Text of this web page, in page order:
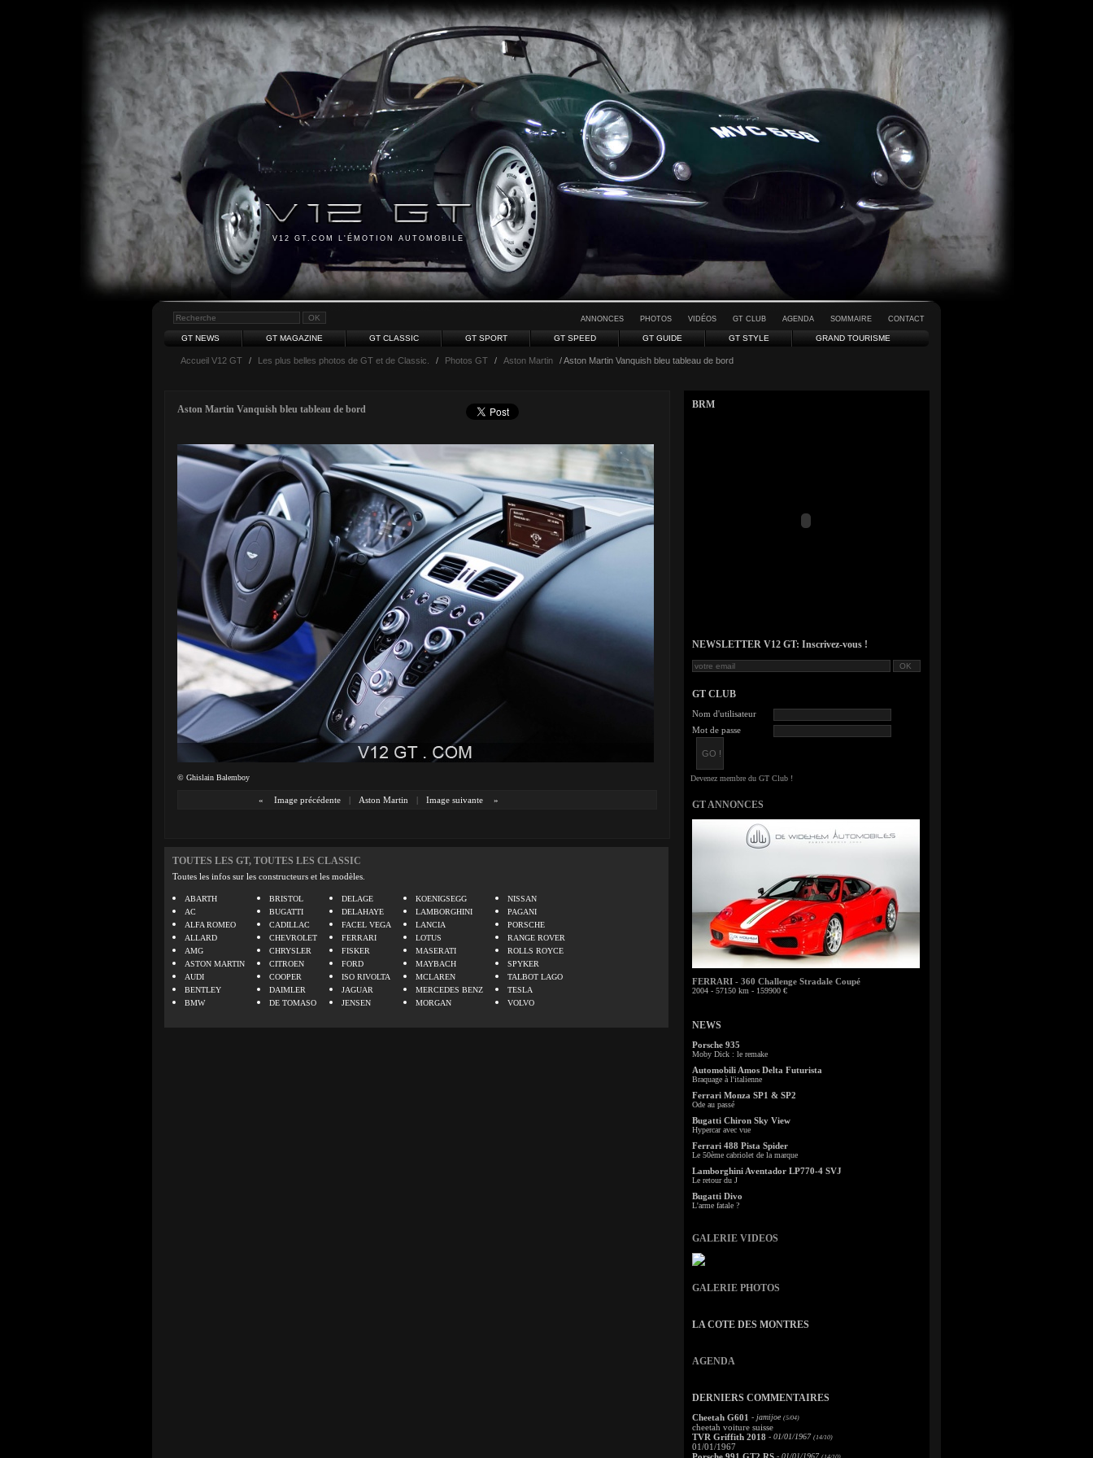
V12 GT.COM L'ÉMOTION AUTOMOBILE
ANNONCES PHOTOS VIDÉOS GT CLUB AGENDA SOMMAIRE CONTACT
GT NEWS GT MAGAZINE GT CLASSIC GT SPORT GT SPEED GT GUIDE GT STYLE GRAND TOURISME
Accueil V12 GT / Les plus belles photos de GT et de Classic. / Photos GT / Aston Martin / Aston Martin Vanquish bleu tableau de bord
Aston Martin Vanquish bleu tableau de bord
© Ghislain Balemboy
« Image précédente | Aston Martin | Image suivante »
TOUTES LES GT, TOUTES LES CLASSIC
Toutes les infos sur les constructeurs et les modèles.
ABARTH
AC
ALFA ROMEO
ALLARD
AMG
ASTON MARTIN
AUDI
BENTLEY
BMW
BRISTOL
BUGATTI
CADILLAC
CHEVROLET
CHRYSLER
CITROEN
COOPER
DAIMLER
DE TOMASO
DELAGE
DELAHAYE
FACEL VEGA
FERRARI
FISKER
FORD
ISO RIVOLTA
JAGUAR
JENSEN
KOENIGSEGG
LAMBORGHINI
LANCIA
LOTUS
MASERATI
MAYBACH
MCLAREN
MERCEDES BENZ
MORGAN
NISSAN
PAGANI
PORSCHE
RANGE ROVER
ROLLS ROYCE
SPYKER
TALBOT LAGO
TESLA
VOLVO
BRM
NEWSLETTER V12 GT: Inscrivez-vous !
GT CLUB
Nom d'utilisateur
Mot de passe
GT ANNONCES
FERRARI - 360 Challenge Stradale Coupé
2004 - 57150 km - 159900 €
NEWS
Porsche 935
Moby Dick : le remake
Automobili Amos Delta Futurista
Braquage à l'italienne
Ferrari Monza SP1 & SP2
Ode au passé
Bugatti Chiron Sky View
Hypercar avec vue
Ferrari 488 Pista Spider
Le 50ème cabriolet de la marque
Lamborghini Aventador LP770-4 SVJ
Le retour du J
Bugatti Divo
L'arme fatale ?
GALERIE VIDEOS
GALERIE PHOTOS
LA COTE DES MONTRES
AGENDA
DERNIERS COMMENTAIRES
Cheetah G601 - jamijoe (5/04)
cheetah voiture suisse
TVR Griffith 2018 - 01/01/1967 (14/10)
01/01/1967
- 01/01/1967